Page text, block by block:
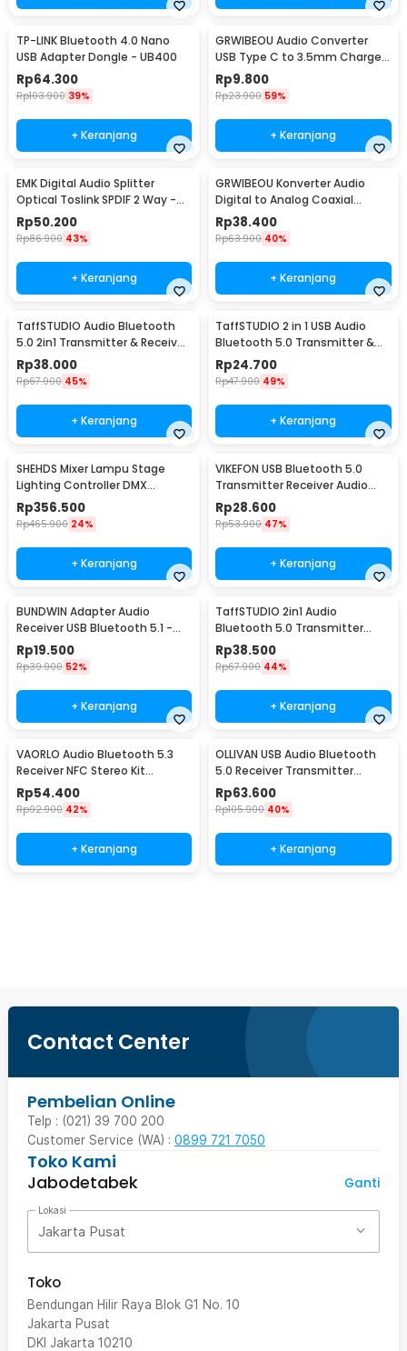
TP-LINK Bluetooth 4.0 Nano
USB Adapter Dongle - UB400
Rp64.300
Rp103.900 39%
+ Keranjang
GRWIBEOU Audio Converter
USB Type C to 3.5mm Charger
Port - GR35C
Rp9.800
Rp23.900 59%
+ Keranjang
EMK Digital Audio Splitter
Optical Toslink SPDIF 2 Way -
ITO2
Rp50.200
Rp86.900 43%
+ Keranjang
GRWIBEOU Konverter Audio
Digital to Analog Coaxial
Toslink ke RCA
Rp38.400
Rp63.900 40%
+ Keranjang
TaffSTUDIO Audio Bluetooth
5.0 2in1 Transmitter & Receiver
3.5mm - KN321
Rp38.000
Rp67.900 45%
+ Keranjang
TaffSTUDIO 2 in 1 USB Audio
Bluetooth 5.0 Transmitter &
Receiver - KN330
Rp24.700
Rp47.900 49%
+ Keranjang
SHEHDS Mixer Lampu Stage
Lighting Controller DMX
Console DJ 192CH - SHE-
DMX512
Rp356.500
Rp465.900 24%
+ Keranjang
VIKEFON USB Bluetooth 5.0
Transmitter Receiver Audio
Adapter - RT02
Rp28.600
Rp53.900 47%
+ Keranjang
BUNDWIN Adapter Audio
Receiver USB Bluetooth 5.1 -
KN318
Rp19.500
Rp39.900 52%
+ Keranjang
TaffSTUDIO 2in1 Audio
Bluetooth 5.0 Transmitter
Receiver 3.5mm - KN326
Rp38.500
Rp67.900 44%
+ Keranjang
VAORLO Audio Bluetooth 5.3
Receiver NFC Stereo Kit
Speaker AUX RCA USB - BT200
Rp54.400
Rp92.900 42%
+ Keranjang
OLLIVAN USB Audio Bluetooth
5.0 Receiver Transmitter
Display Adapter - T11
Rp63.600
Rp105.900 40%
+ Keranjang
Contact Center
Pembelian Online
Telp : (021) 39 700 200
Customer Service (WA) : 0899 721 7050
Toko Kami
Jabodetabek
Ganti
Lokasi
Jakarta Pusat
Toko
Bendungan Hilir Raya Blok G1 No. 10
Jakarta Pusat
DKI Jakarta 10210